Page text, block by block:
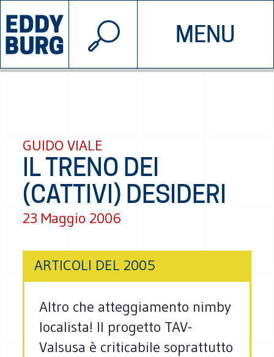
MENU
INIZIATIVE CHI SIAMO
© 2026 EDDYBURG
GUIDO VIALE
IL TRENO DEI
(CATTIVI) DESIDERI
23 Maggio 2006
ARTICOLI DEL 2005
Altro che atteggiamento nimby
localista! Il progetto TAV-
Valsusa è criticabile soprattutto